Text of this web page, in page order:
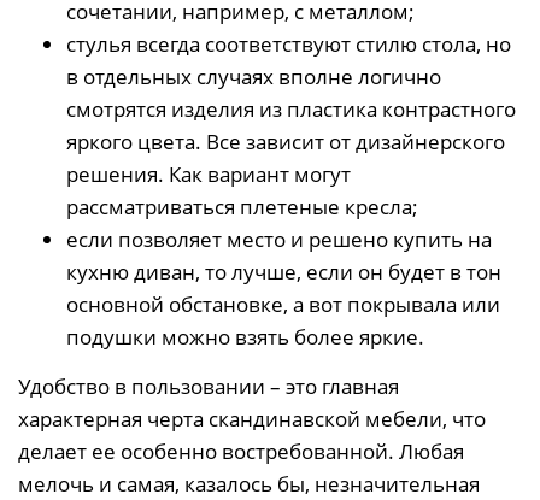
сочетании, например, с металлом;
стулья всегда соответствуют стилю стола, но
в отдельных случаях вполне логично
смотрятся изделия из пластика контрастного
яркого цвета. Все зависит от дизайнерского
решения. Как вариант могут
рассматриваться плетеные кресла;
если позволяет место и решено купить на
кухню диван, то лучше, если он будет в тон
основной обстановке, а вот покрывала или
подушки можно взять более яркие.
Удобство в пользовании – это главная
характерная черта скандинавской мебели, что
делает ее особенно востребованной. Любая
мелочь и самая, казалось бы, незначительная